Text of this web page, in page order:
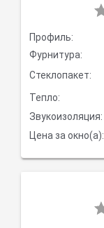
Профиль:
Фурнитура:
Стеклопакет:
Тепло:
Звукоизоляция:
Цена за окно(а):